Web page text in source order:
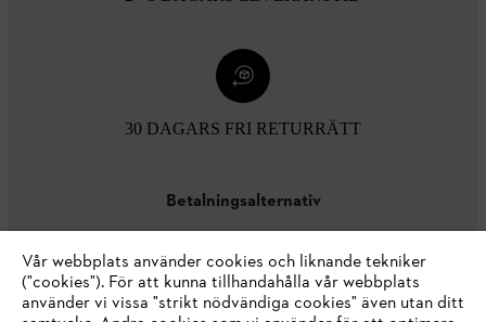
30 DAGARS FRI RETURRÄTT
Betalningsalternativ
Vår webbplats använder cookies och liknande tekniker
("cookies"). För att kunna tillhandahålla vår webbplats
använder vi vissa "strikt nödvändiga cookies" även utan ditt